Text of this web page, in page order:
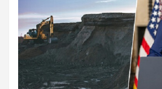
o
k
p
p
m